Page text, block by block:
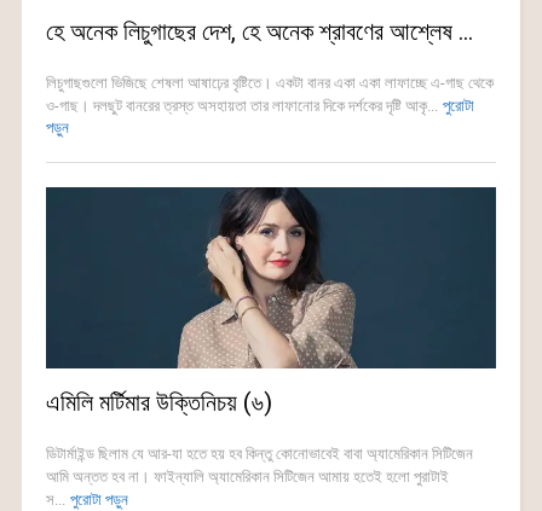
হে অনেক লিচুগাছের দেশ, হে অনেক শ্রাবণের আশ্লেষ …
লিচুগাছগুলো ভিজিছে শেষলা আষাঢ়ের বৃষ্টিতে। একটা বানর একা একা লাফাচ্ছে এ-গাছ থেকে
ও-গাছ। দলছুট বানরের ত্রস্ত অসহায়তা তার লাফানোর দিকে দর্শকের দৃষ্টি আকৃ... পুরোটা
পড়ুন
এমিলি মর্টিমার উক্তিনিচয় (৬)
ডিটার্মাইন্ড ছিলাম যে আর-যা হতে হয় হব কিন্তু কোনোভাবেই বাবা অ্যামেরিকান সিটিজেন
আমি অন্তত হব না। ফাইন্যালি অ্যামেরিকান সিটিজেন আমায় হতেই হলো পুরাটাই
স... পুরোটা পড়ুন